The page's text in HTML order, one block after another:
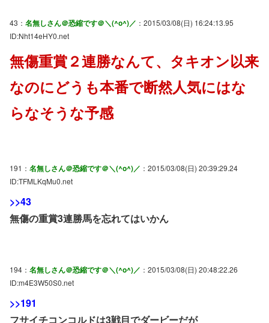
43： 名無しさん＠恐縮です＠＼(^o^)／ ：2015/03/08(日) 16:24:13.95
ID:Nht14eHY0.net
無傷重賞２連勝なんて、タキオン以来
なのにどうも本番で断然人気にはな
らなそうな予感
191： 名無しさん＠恐縮です＠＼(^o^)／ ：2015/03/08(日) 20:39:29.24
ID:TFMLKqMu0.net
>>43
無傷の重賞3連勝馬を忘れてはいかん
194： 名無しさん＠恐縮です＠＼(^o^)／ ：2015/03/08(日) 20:48:22.26
ID:m4E3W50S0.net
>>191
フサイチコンコルドは3戦目でダービーだが